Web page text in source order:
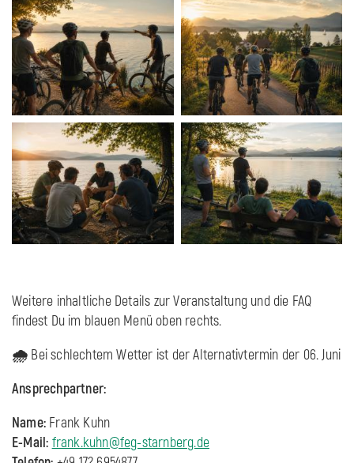
Weitere inhaltliche Details zur Veranstaltung und die FAQ
findest Du im blauen Menü oben rechts.
🌧️ Bei schlechtem Wetter ist der Alternativtermin der 06. Juni
Ansprechpartner:
Name: Frank Kuhn
E-Mail: frank.kuhn@feg-starnberg.de